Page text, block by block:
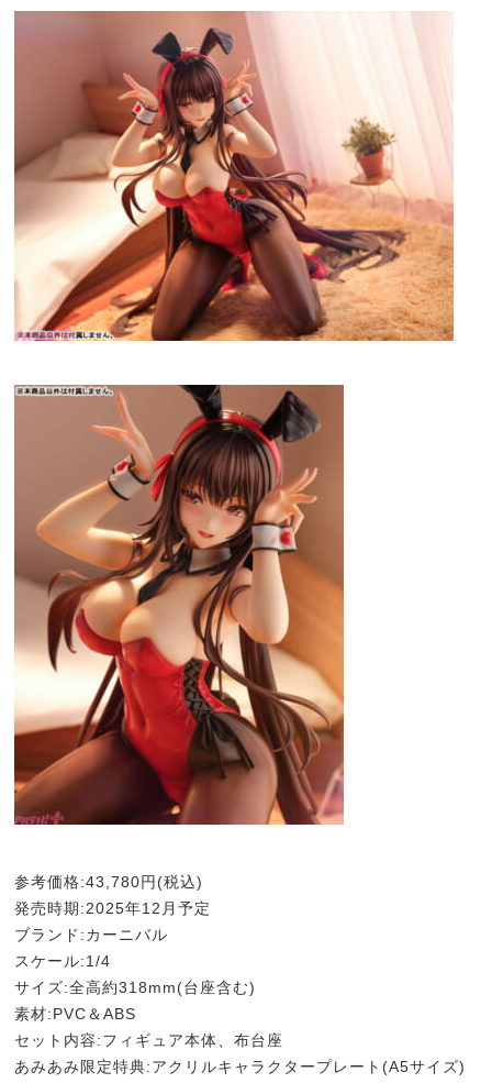
参考価格:43,780円(税込)
発売時期:2025年12月予定
ブランド:カーニバル
スケール:1/4
サイズ:全高約318mm(台座含む)
素材:PVC＆ABS
セット内容:フィギュア本体、布台座
あみあみ限定特典:アクリルキャラクタープレート(A5サイズ)